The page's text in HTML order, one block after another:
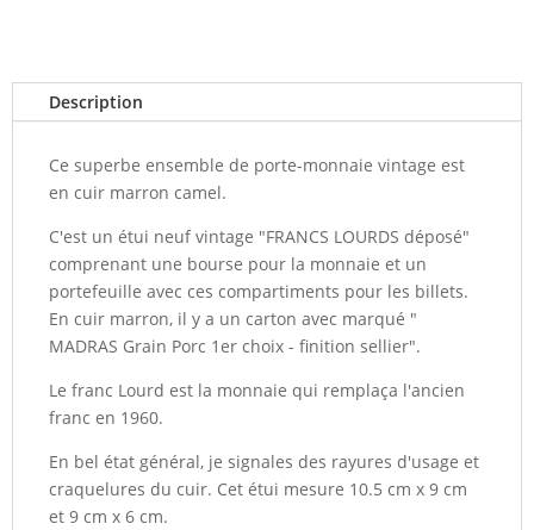
Description
Ce superbe ensemble de porte-monnaie vintage est
en cuir marron camel.
C'est un étui neuf vintage "FRANCS LOURDS déposé"
comprenant une bourse pour la monnaie et un
portefeuille avec ces compartiments pour les billets.
En cuir marron, il y a un carton avec marqué "
MADRAS Grain Porc 1er choix - finition sellier".
Le franc Lourd est la monnaie qui remplaça l'ancien
franc en 1960.
En bel état général, je signales des rayures d'usage et
craquelures du cuir. Cet étui mesure 10.5 cm x 9 cm
et 9 cm x 6 cm.